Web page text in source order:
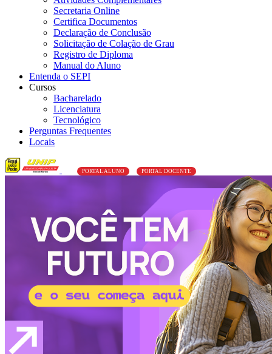
Secretaria Online
Certifica Documentos
Declaração de Conclusão
Solicitação de Colação de Grau
Registro de Diploma
Manual do Aluno
Entenda o SEPI
Cursos
Bacharelado
Licenciatura
Tecnológico
Perguntas Frequentes
Locais
PORTAL ALUNO PORTAL DOCENTE